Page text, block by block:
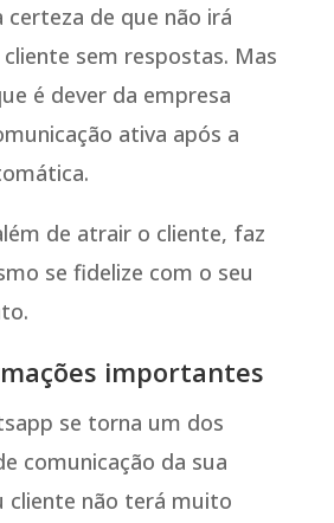
certeza de que não irá
sem respostas. Mas
é dever da empresa
ativa após a
de atrair o cliente, faz
se fidelize com o seu
importantes
se torna um dos
comunicação da sua
cliente não terá muito